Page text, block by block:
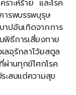
ราะห์ร้าย และโรค
ารพบรรพบุรุษ
อันเกิดจากการ
ธีการเสี่ยงทาย
ลอุรักลาโว้ยสตูล
านทุกข์โศกโรค
ะสบแต่ความสุข